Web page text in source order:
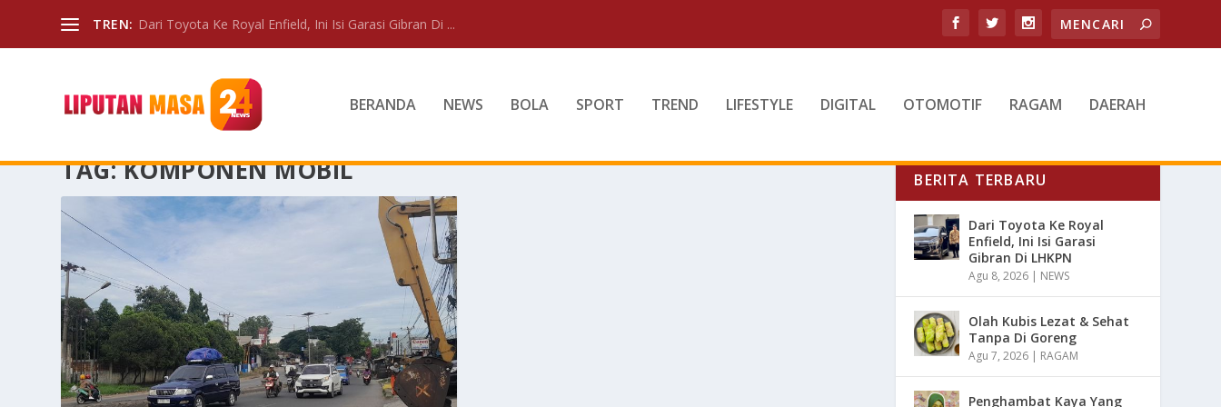
TREN: Dari Toyota Ke Royal Enfield, Ini Isi Garasi Gibran Di ...
BERANDA NEWS BOLA SPORT TREND LIFESTYLE DIGITAL OTOMOTIF RAGAM DAERAH
TAG:KOMPONEN MOBIL BERITA TERBARU
Dari Toyota Ke Royal
Enfield, Ini Isi Garasi
Gibran Di LHKPN
Agu 8, 2026 | NEWS
Olah Kubis Lezat & Sehat
Tanpa Di Goreng
Agu 7, 2026 | RAGAM
Penghambat Kaya Yang